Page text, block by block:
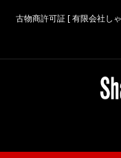
古物商許可証 [ 有限会社し